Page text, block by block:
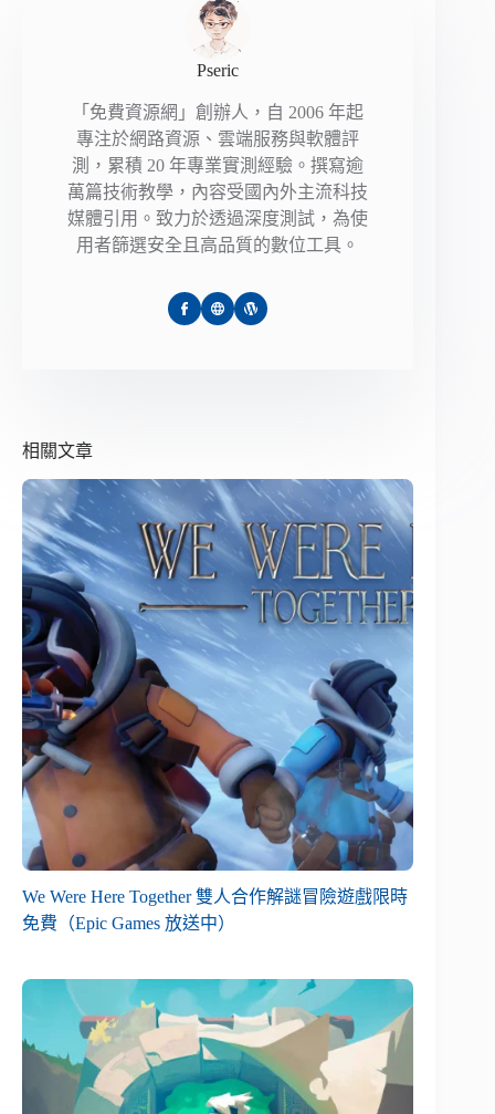
Pseric
「免費資源網」創辦人，自 2006 年起
專注於網路資源、雲端服務與軟體評
測，累積 20 年專業實測經驗。撰寫逾
萬篇技術教學，內容受國內外主流科技
媒體引用。致力於透過深度測試，為使
用者篩選安全且高品質的數位工具。
相關文章
We Were Here Together 雙人合作解謎冒險遊戲限時
免費（Epic Games 放送中）